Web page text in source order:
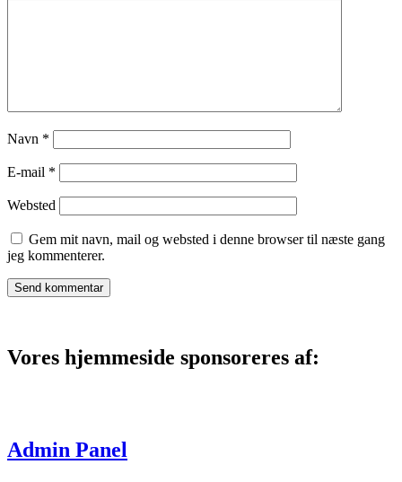
Navn *
E-mail *
Websted
Gem mit navn, mail og websted i denne browser til næste gang
jeg kommenterer.
Vores hjemmeside sponsoreres af:
Admin Panel